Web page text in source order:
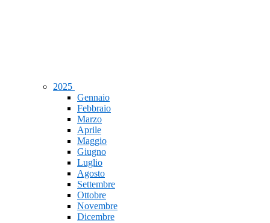
2025
Gennaio
Febbraio
Marzo
Aprile
Maggio
Giugno
Luglio
Agosto
Settembre
Ottobre
Novembre
Dicembre